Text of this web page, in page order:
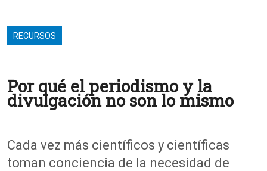
RECURSOS
Por qué el periodismo y la
divulgación no son lo mismo
Cada vez más científicos y científicas
toman conciencia de la necesidad de